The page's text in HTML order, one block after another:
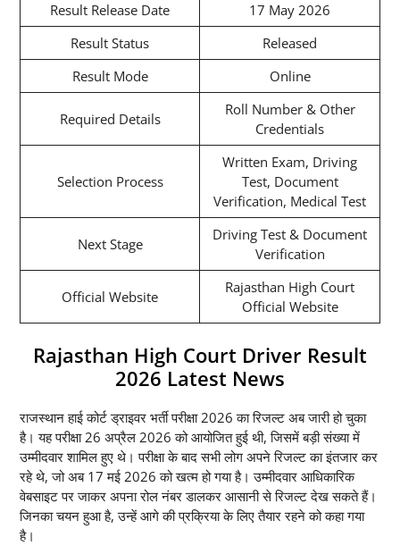
Result Release Date
17 May 2026
Result Status
Released
Result Mode
Online
Required Details
Roll Number & Other
Credentials
Selection Process
Written Exam, Driving
Test, Document
Verification, Medical Test
Next Stage
Driving Test & Document
Verification
Official Website
Rajasthan High Court
Official Website
Rajasthan High Court Driver Result
2026 Latest News
राजस्थान हाई कोर्ट ड्राइवर भर्ती परीक्षा 2026 का रिजल्ट अब जारी हो चुका
है। यह परीक्षा 26 अप्रैल 2026 को आयोजित हुई थी, जिसमें बड़ी संख्या में
उम्मीदवार शामिल हुए थे। परीक्षा के बाद सभी लोग अपने रिजल्ट का इंतजार कर
रहे थे, जो अब 17 मई 2026 को खत्म हो गया है। उम्मीदवार आधिकारिक
वेबसाइट पर जाकर अपना रोल नंबर डालकर आसानी से रिजल्ट देख सकते हैं।
जिनका चयन हुआ है, उन्हें आगे की प्रक्रिया के लिए तैयार रहने को कहा गया
है।